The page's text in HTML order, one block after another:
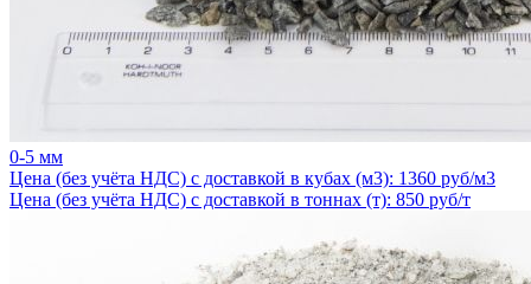
0-5 мм
Цена (без учёта НДС) с доставкой в кубах (м3): 1360 руб/м3
Цена (без учёта НДС) с доставкой в тоннах (т): 850 руб/т